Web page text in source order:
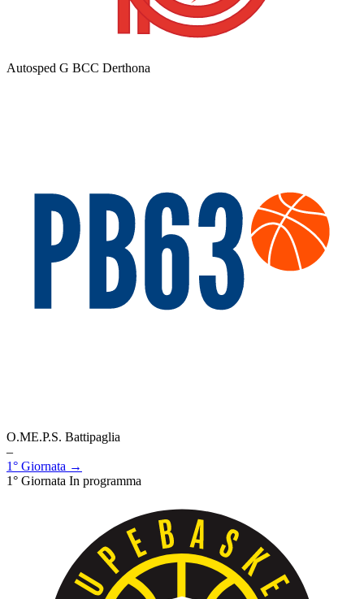
Autosped G BCC Derthona
O.ME.P.S. Battipaglia
–
1° Giornata →
1° Giornata In programma